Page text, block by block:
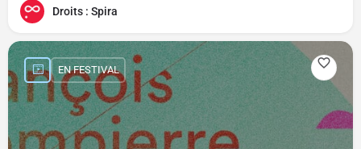
Droits : Spira
EN FESTIVAL